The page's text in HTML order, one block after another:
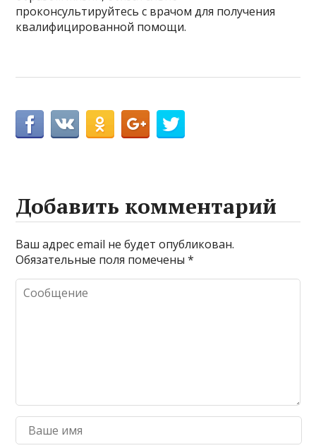
проконсультируйтесь с врачом для получения
квалифицированной помощи.
Добавить комментарий
Ваш адрес email не будет опубликован.
Обязательные поля помечены*